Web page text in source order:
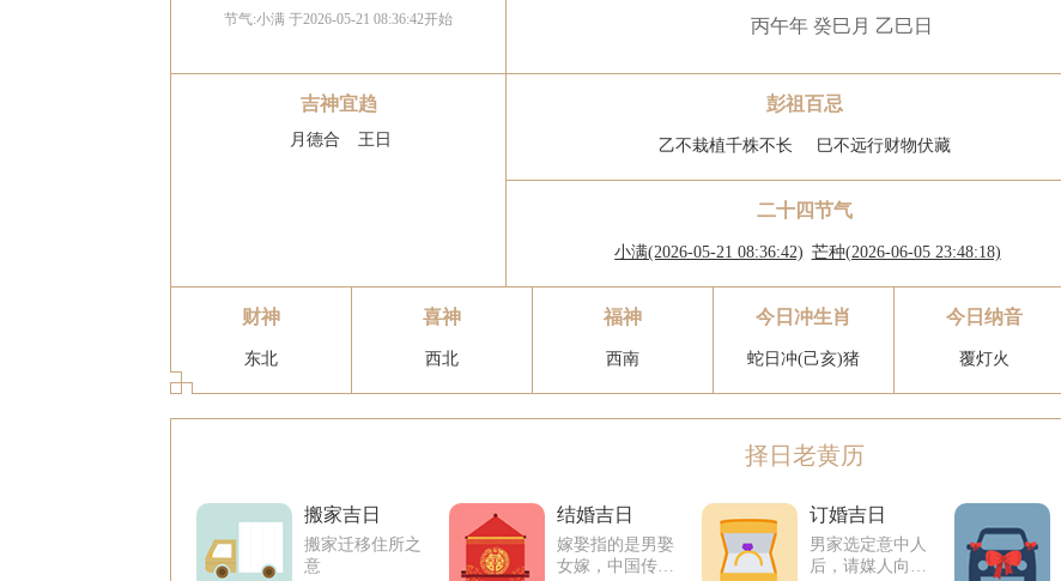
节气:小满 于2026-05-21 08:36:42开始
吉神宜趋
月德合 王日
丙午年 癸巳月 乙巳日
彭祖百忌
乙不栽植千株不长 巳不远行财物伏藏
二十四节气
小满(2026-05-21 08:36:42) 芒种(2026-06-05 23:48:18)
财神
东北
喜神
西北
福神
西南
今日冲生肖
蛇日冲(己亥)猪
今日纳音
覆灯火
择日老黄历
搬家吉日
搬家迁移住所之
意
结婚吉日
嫁娶指的是男娶
女嫁，中国传统
订婚吉日
男家选定意中人
后，请媒人向女